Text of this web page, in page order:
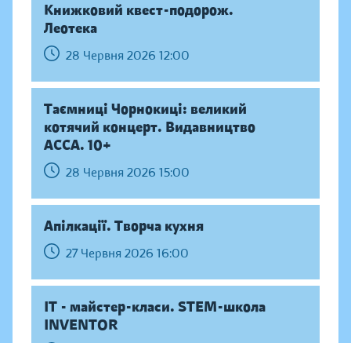
Книжковий квест-подорож.
Леотека
28 Червня 2026 12:00
Таємниці Чорнокиці: великий
котячий концерт. Видавництво
АССА. 10+
28 Червня 2026 15:00
Апілкації. Творча кухня
27 Червня 2026 16:00
IT - майстер-класи. STEM-школа
INVENTOR